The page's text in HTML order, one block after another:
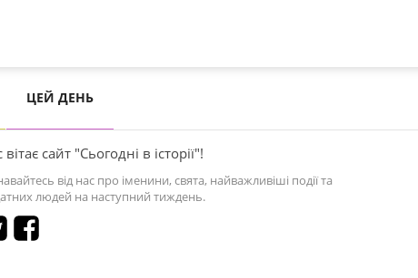
ЦЕЙ ДЕНЬ
вітає сайт "Сьогодні в історії"!
від нас про іменини, свята, найважливіші події та
людей на наступний тиждень.